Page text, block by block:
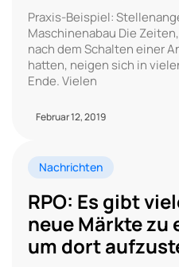
Praxis-Beispiel:
Maschinenabau Die
nach dem Schalten einer
hatten, neigen sich in
Ende. Vielen
Februar 12, 2019
Nachrichten
RPO: Es gibt
neue Märkte zu
um dort